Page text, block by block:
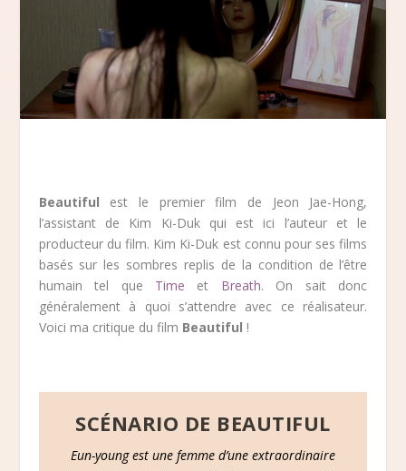
Beautiful est le premier film de Jeon Jae-Hong,
l’assistant de Kim Ki-Duk qui est ici l’auteur et le
producteur du film. Kim Ki-Duk est connu pour ses films
basés sur les sombres replis de la condition de l’être
humain tel que Time et Breath. On sait donc
généralement à quoi s’attendre avec ce réalisateur.
Voici ma critique du film Beautiful !
SCÉNARIO DE BEAUTIFUL
Eun-young est une femme d’une extraordinaire